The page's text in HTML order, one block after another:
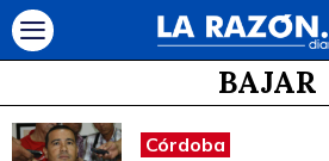
BAJAR
Córdoba